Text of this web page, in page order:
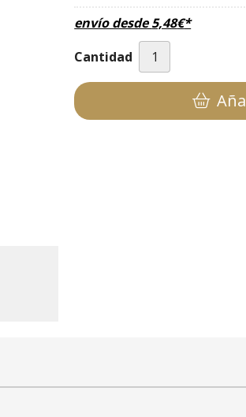
envío desde5,48€*
Cantidad